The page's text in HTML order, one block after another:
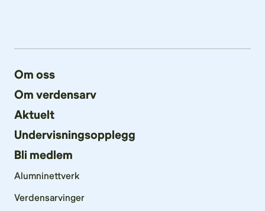
Om oss
Om verdensarv
Aktuelt
Undervisningsopplegg
Bli medlem
Alumninettverk
Verdensarvinger